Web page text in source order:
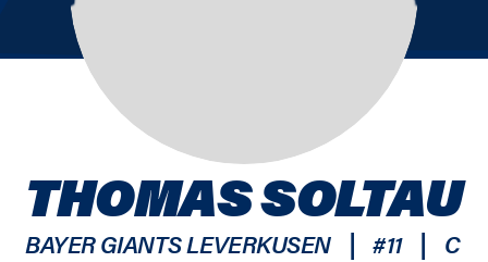
THOMAS SOLTAU
BAYER GIANTS LEVERKUSEN | #11 | C